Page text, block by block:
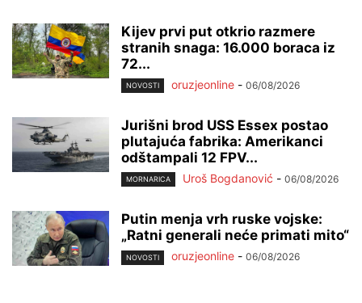
Kijev prvi put otkrio razmere
stranih snaga: 16.000 boraca iz
72...
NOVOSTI oruzjeonline - 06/08/2026
Jurišni brod USS Essex postao
plutajuća fabrika: Amerikanci
odštampali 12 FPV...
MORNARICA Uroš Bogdanović - 06/08/2026
Putin menja vrh ruske vojske:
„Ratni generali neće primati mito“
NOVOSTI oruzjeonline - 06/08/2026